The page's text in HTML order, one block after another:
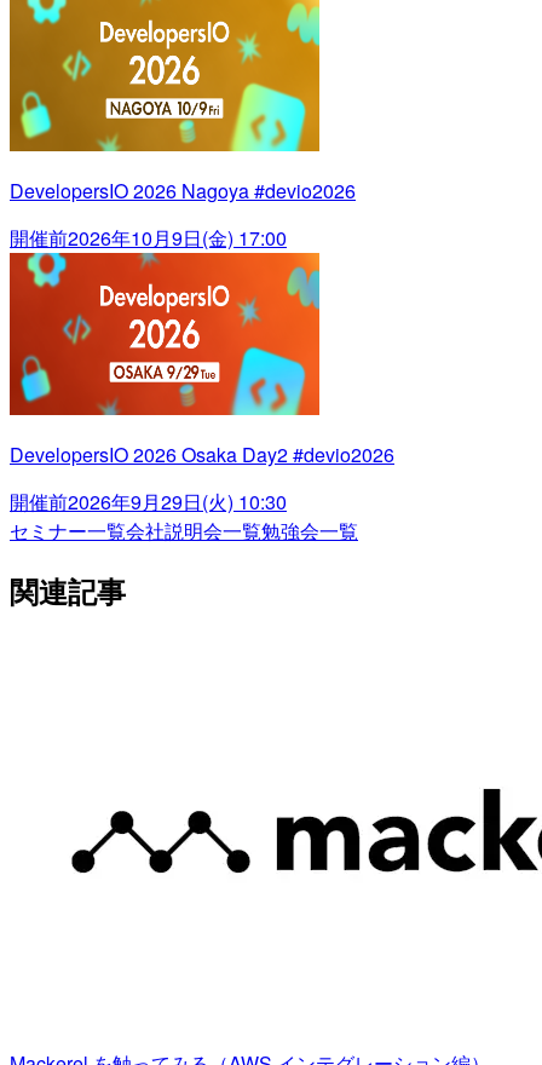
DevelopersIO 2026 Nagoya #devio2026
開催前2026年10月9日(金) 17:00
DevelopersIO 2026 Osaka Day2 #devio2026
開催前2026年9月29日(火) 10:30
セミナー一覧会社説明会一覧勉強会一覧
関連記事